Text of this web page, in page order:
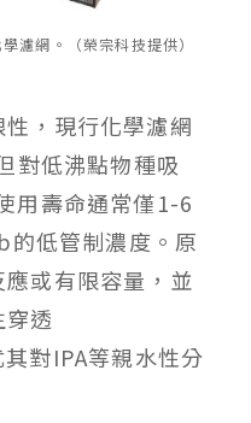
濾網。（榮宗科技提供）
，現行化學濾網
對低沸點物種吸
用壽命通常僅1-6
低管制濃度。原
或有限容量，並
透
對IPA等親水性分